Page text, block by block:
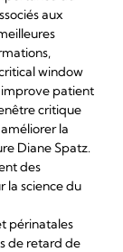
aux
window
patient
critique
la
Diane Spatz.
des
la science du
périnatales
de retard de